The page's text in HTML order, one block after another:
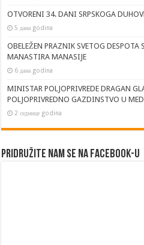
OTVORENI 34. DANI SRPSKOGA
5 дана godina
OBELEŽEN PRAZNIK SVETOG
MANASTIRA MANASIJE
6 дана godina
MINISTAR POLJOPRIVREDE DRAGAN
POLJOPRIVREDNO GAZDINSTVO U
2 седмице godina
Pridružite nam se na Facebook-u